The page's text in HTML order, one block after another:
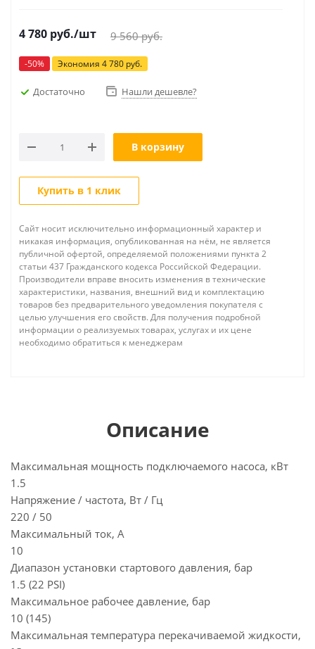
4 780 руб./шт 9 560руб.
-50% Экономия 4 780 руб.
Достаточно Нашли дешевле?
В корзину
Купить в 1 клик
Сайт носит исключительно информационный характер и
никакая информация, опубликованная на нём, не является
публичной офертой, определяемой положениями пункта 2
статьи 437 Гражданского кодекса Российской Федерации.
Производители вправе вносить изменения в технические
характеристики, названия, внешний вид и комплектацию
товаров без предварительного уведомления покупателя с
целью улучшения его свойств. Для получения подробной
информации о реализуемых товарах, услугах и их цене
необходимо обратиться к менеджерам
Описание
Максимальная мощность подключаемого насоса, кВт
1.5
Напряжение / частота, Вт / Гц
220 / 50
Максимальный ток, A
10
Диапазон установки стартового давления, бар
1.5 (22 PSI)
Максимальное рабочее давление, бар
10 (145)
Максимальная температура перекачиваемой жидкости,